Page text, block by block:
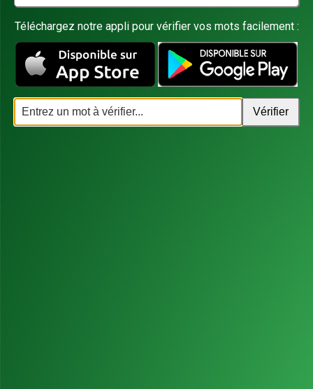
Téléchargez notre appli pour vérifier vos mots facilement :